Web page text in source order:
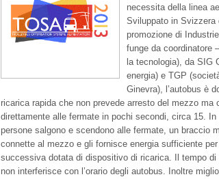
necessita della linea
Sviluppato in Svizzera
promozione di
funge da coordinatore
la tecnologia), da SIG
energia) e TGP
Ginevra), l’autobus è
ricarica rapida che non prevede arresto del mezzo ma
direttamente alle fermate in pochi secondi, circa 15.
persone salgono e scendono alle fermate, un braccio
connette al mezzo e gli fornisce energia sufficiente
successiva dotata di dispositivo di ricarica. Il tempo
non interferisce con l’orario degli autobus. Inoltre